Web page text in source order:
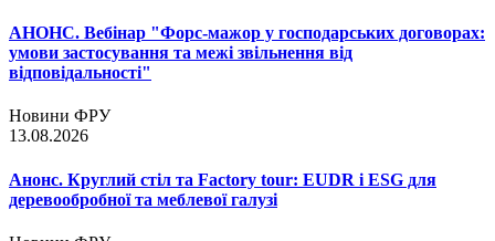
АНОНС. Вебінар "Форс-мажор у господарських договорах:
умови застосування та межі звільнення від
відповідальності"
Новини ФРУ
13.08.2026
Анонс. Круглий стіл та Factory tour: EUDR і ESG для
деревообробної та меблевої галузі